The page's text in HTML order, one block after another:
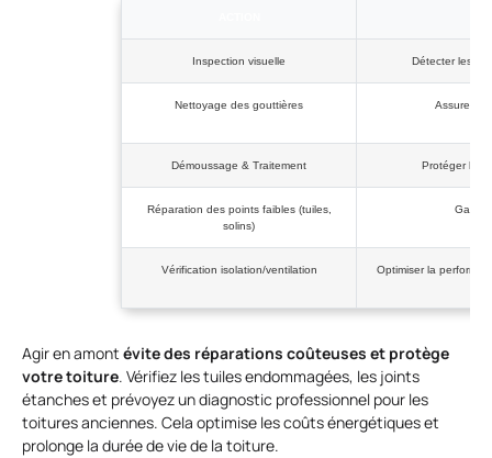
Inspection visuelle Détecter les
Nettoyage des gouttières Assurer
Démoussage & Traitement Protéger les
Réparation des points faibles (tuiles,
solins)
Vérification isolation/ventilation Optimiser la
Agir en amont évite des réparations coûteuses et protège
votre toiture. Vérifiez les tuiles endommagées, les joints
étanches et prévoyez un diagnostic professionnel pour les
toitures anciennes. Cela optimise les coûts énergétiques et
prolonge la durée de vie de la toiture.